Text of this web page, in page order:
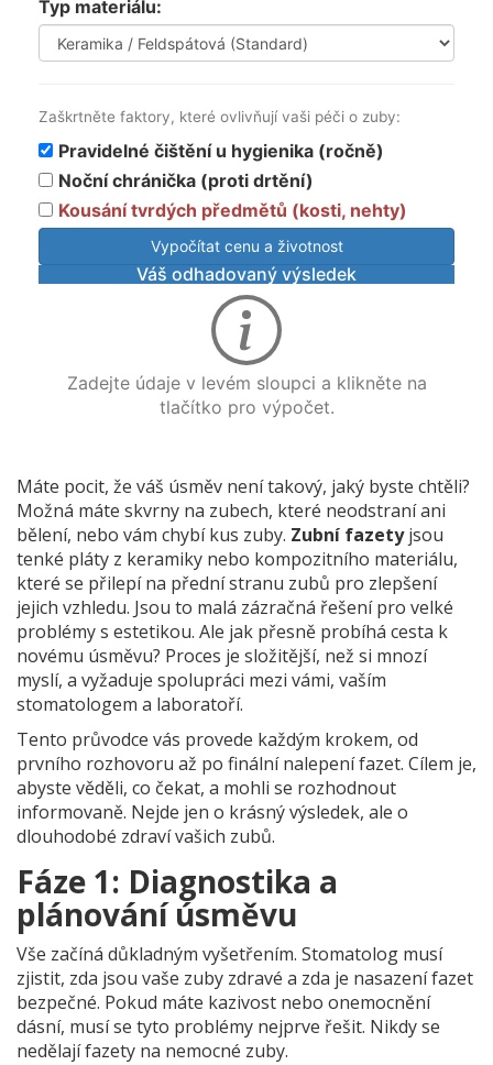
Typ materiálu:
Zaškrtněte faktory, které ovlivňují vaši péči o zuby:
Pravidelné čištění u hygienika (ročně)
Noční chránička (proti drtění)
Kousání tvrdých předmětů (kosti, nehty)
Vypočítat cenu a životnost
Váš odhadovaný výsledek
Zadejte údaje v levém sloupci a klikněte na
tlačítko pro výpočet.
Máte pocit, že váš úsměv není takový, jaký byste chtěli?
Možná máte skvrny na zubech, které neodstraní ani
bělení, nebo vám chybí kus zuby. Zubní fazetyjsou
tenké pláty z keramiky nebo kompozitního materiálu,
které se přilepí na přední stranu zubů pro zlepšení
jejich vzhledu. Jsou to malá zázračná řešení pro velké
problémy s estetikou. Ale jak přesně probíhá cesta k
novému úsměvu? Proces je složitější, než si mnozí
myslí, a vyžaduje spolupráci mezi vámi, vaším
stomatologem a laboratoří.
Tento průvodce vás provede každým krokem, od
prvního rozhovoru až po finální nalepení fazet. Cílem je,
abyste věděli, co čekat, a mohli se rozhodnout
informovaně. Nejde jen o krásný výsledek, ale o
dlouhodobé zdraví vašich zubů.
Fáze 1: Diagnostika a
plánování úsměvu
Vše začíná důkladným vyšetřením. Stomatolog musí
zjistit, zda jsou vaše zuby zdravé a zda je nasazení fazet
bezpečné. Pokud máte kazivost nebo onemocnění
dásní, musí se tyto problémy nejprve řešit. Nikdy se
nedělají fazety na nemocné zuby.